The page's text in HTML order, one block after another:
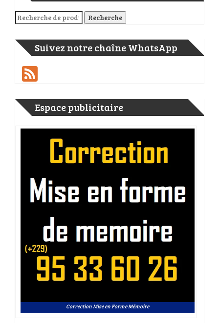
Recherche pour : Recherche
Suivez notre chaîne WhatsApp
Espace publicitaire
Correction Mise en Forme Mémoire